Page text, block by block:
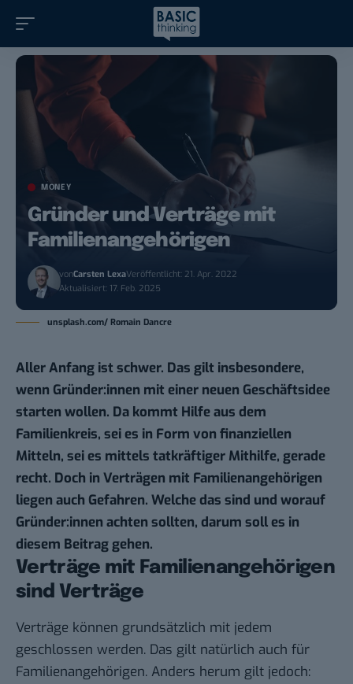
MONEY
Gründer und Verträge mit
Familienangehörigen
vonCarsten LexaVeröffentlicht: 21. Apr. 2022
Aktualisiert: 17. Feb. 2025
unsplash.com/ Romain Dancre
Aller Anfang ist schwer. Das gilt insbesondere,
wenn Gründer:innen mit einer neuen Geschäftsidee
starten wollen. Da kommt Hilfe aus dem
Familienkreis, sei es in Form von finanziellen
Mitteln, sei es mittels tatkräftiger Mithilfe, gerade
recht. Doch in Verträgen mit Familienangehörigen
liegen auch Gefahren. Welche das sind und worauf
Gründer:innen achten sollten, darum soll es in
diesem Beitrag gehen.
Verträge mit Familienangehörigen
sind Verträge
Verträge können grundsätzlich mit jedem
geschlossen werden. Das gilt natürlich auch für
Familienangehörigen. Anders herum gilt jedoch: